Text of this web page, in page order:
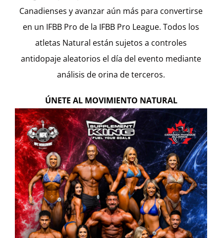
Canadienses y avanzar aún más para convertirse
en un IFBB Pro de la IFBB Pro League. Todos los
atletas Natural están sujetos a controles
antidopaje aleatorios el día del evento mediante
análisis de orina de terceros.
ÚNETE AL MOVIMIENTO NATURAL